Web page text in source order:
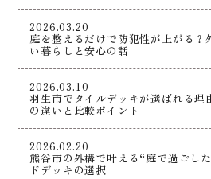
2026.03.20
庭を整えるだけで防犯性が上がる？
い暮らしと安心の話
2026.03.10
羽生市でタイルデッキが選ばれる理
の違いと比較ポイント
2026.02.20
熊谷市の外構で叶える“庭で過ごし
ドデッキの選択